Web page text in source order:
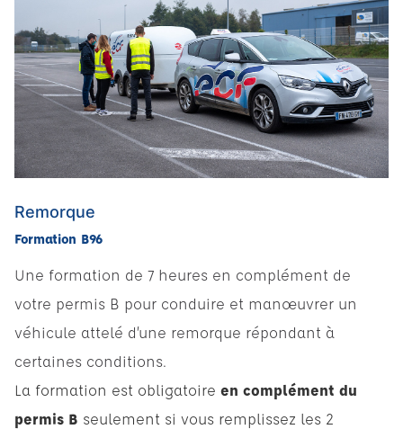
Remorque
Formation B96
Une formation de 7 heures en complément de
votre permis B pour conduire et manœuvrer un
véhicule attelé d’une remorque répondant à
certaines conditions.
La formation est obligatoire en complément du
permis B seulement si vous remplissez les 2